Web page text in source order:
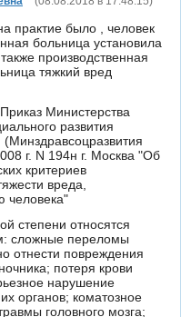
практие было , человек
больница установила
производственная
тяжкий вред
Министерства
развития
г. N 194н г. Москва "Об
критериев
вреда,
человека"
степени относятся
сложные переломы
отнести повреждения
потеря крови
нарушение
органов; коматозное
головного мозга;